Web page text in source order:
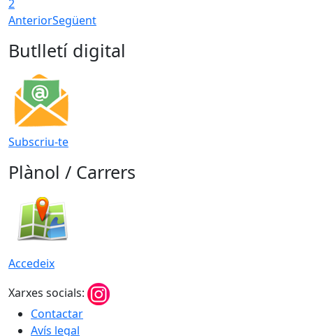
2
AnteriorSegüent
Butlletí digital
Subscriu-te
Plànol / Carrers
Accedeix
Xarxes socials:
Contactar
Avís legal